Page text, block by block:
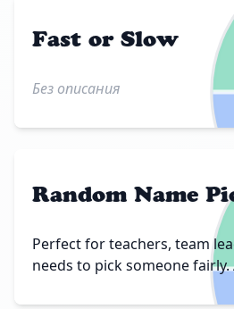
Fast or Slow
Без описания
Random Name
Perfect for teachers, team
needs to pick someone fairly.